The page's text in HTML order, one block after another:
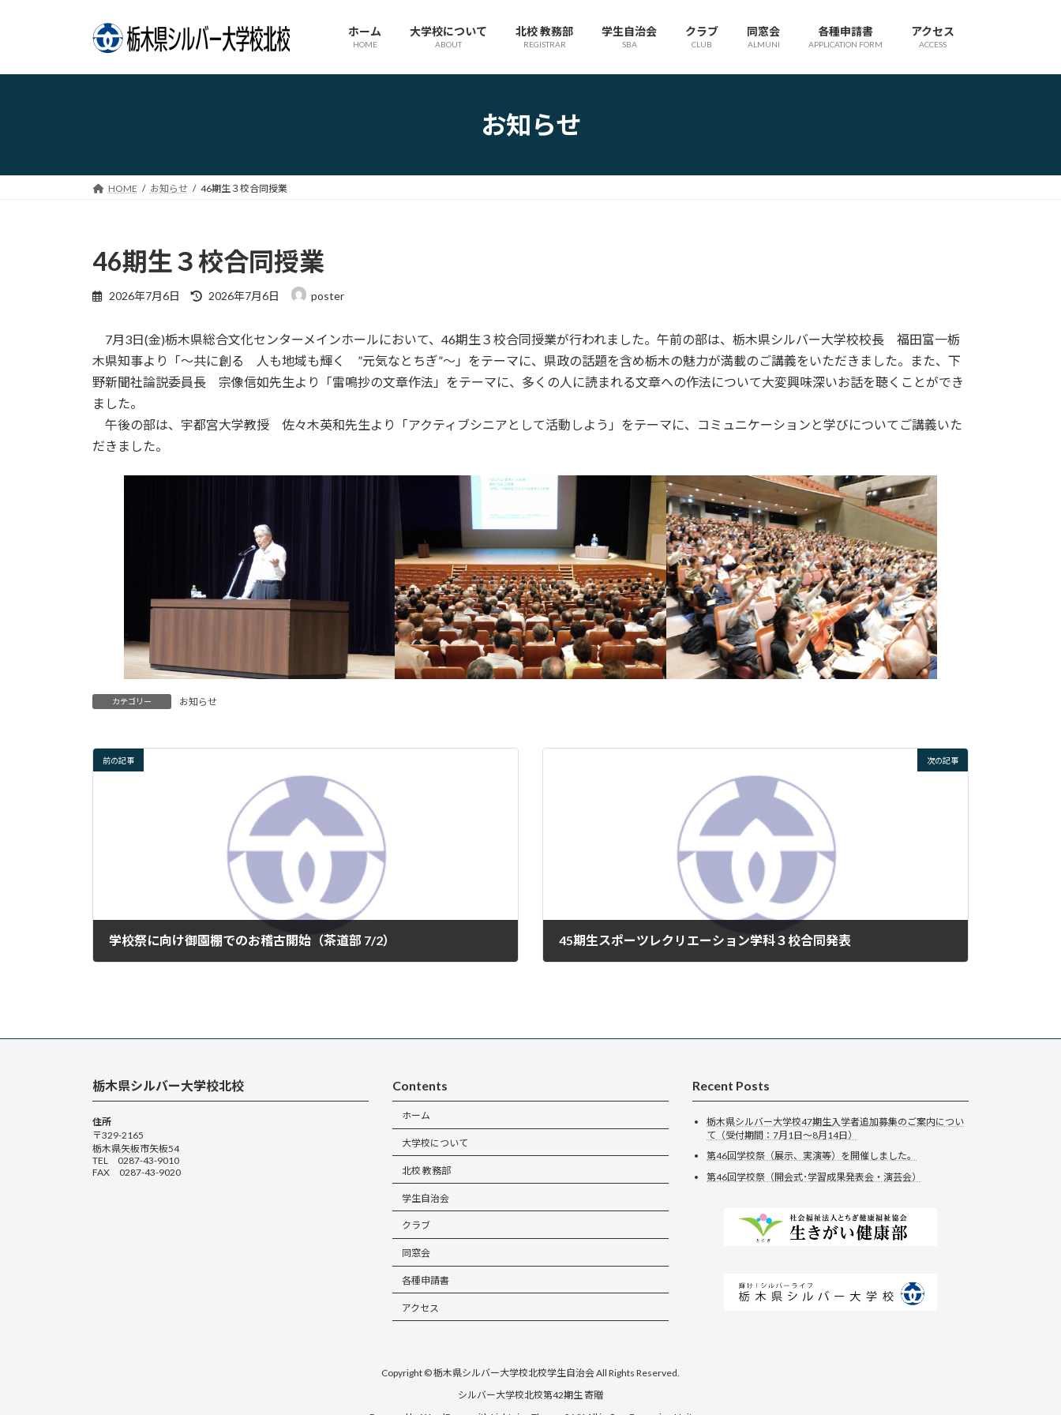
プ
動
ホーム
HOME
大学校について
ABOUT
北校 教務部
REGISTRAR
学生自治会
SBA
クラブ
CLUB
同窓会
ALMUNI
各種申請書
APPLICATION FORM
アクセス
ACCESS
お知らせ
HOME お知らせ 46期生３校合同授業
46期生３校合同授業
2026年7月6日
最
新
日
2026年7月6日 poster
7月3日(金)栃木県総合文化センターメインホールにおいて、46期生３校合同授業が行われました。午前の部は、栃木県シルバー大学校校長 福田富一栃
木県知事より「～共に創る 人も地域も輝く ”元気なとちぎ”～」をテーマに、県政の話題を含め栃木の魅力が満載のご講義をいただきました。また、下
野新聞社論説委員長 宗像信如先生より「雷鳴抄の文章作法」をテーマに、多くの人に読まれる文章への作法について大変興味深いお話を聴くことができ
ました。
午後の部は、宇都宮大学教授 佐々木英和先生より「アクティブシニアとして活動しよう」をテーマに、コミュニケーションと学びについてご講義いた
だきました。
カテゴリー お知らせ
前の記事
学校祭に向け御園棚でのお稽古開始（茶道部 7/2）
次の記事
45期生スポーツレクリエーション学科３校合同発表
栃木県シルバー大学校北校
住所
〒329-2165
栃木県矢板市矢板54
TEL 0287-43-9010
FAX 0287-43-9020
Contents
ホーム
大学校について
北校 教務部
学生自治会
クラブ
同窓会
各種申請書
アクセス
Recent Posts
栃木県シルバー大学校47期生入学者追加募集のご案内につい
て（受付期間：7月1日～8月14日）
第46回学校祭（展示、実演等）を開催しました。
第46回学校祭（開会式･学習成果発表会・演芸会）
Copyright © 栃木県シルバー大学校北校学生自治会 All Rights Reserved.
シルバー大学校北校第42期生 寄贈